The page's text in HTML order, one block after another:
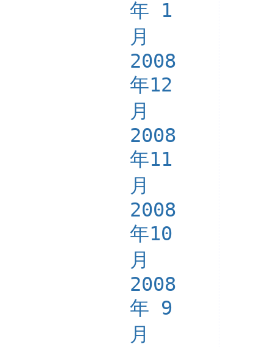
年 1
月
2008
年12
月
2008
年11
月
2008
年10
月
2008
年 9
月